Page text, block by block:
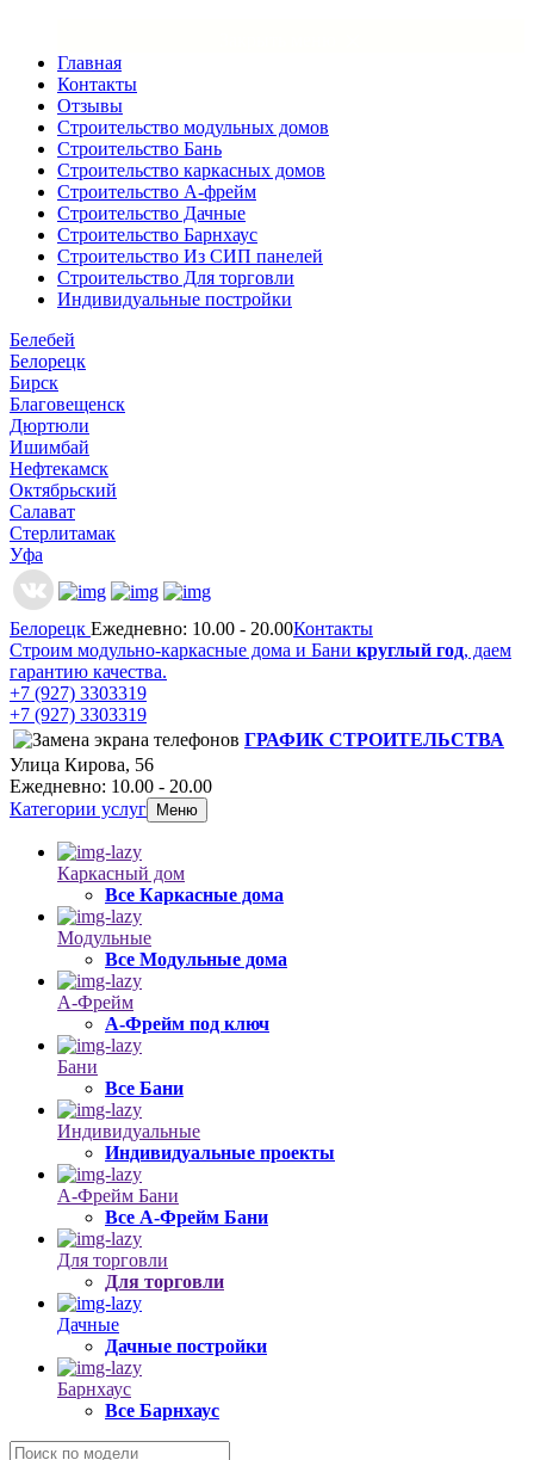
Главная
Контакты
Отзывы
Строительство модульных домов
Строительство Бань
Строительство каркасных домов
Строительство А-фрейм
Строительство Дачные
Строительство Барнхаус
Строительство Из СИП панелей
Строительство Для торговли
Индивидуальные постройки
Белебей
Белорецк
Бирск
Благовещенск
Дюртюли
Ишимбай
Нефтекамск
Октябрьский
Салават
Стерлитамак
Уфа
Белорецк Ежедневно: 10.00 - 20.00Контакты
Строим модульно-каркасные дома и Бани круглый год, даем
гарантию качества.
+7 (927) 3303319
+7 (927) 3303319
ГРАФИК СТРОИТЕЛЬСТВА
Улица Кирова, 56
Ежедневно: 10.00 - 20.00
Категории услуг
Меню
Каркасный дом
Все Каркасные дома
Модульные
Все Модульные дома
А-Фрейм
А-Фрейм под ключ
Бани
Все Бани
Индивидуальные
Индивидуальные проекты
А-Фрейм Бани
Все А-Фрейм Бани
Для торговли
Для торговли
Дачные
Дачные постройки
Барнхаус
Все Барнхаус